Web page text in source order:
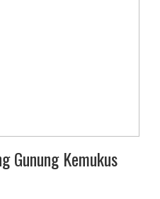
Gunung Kemukus